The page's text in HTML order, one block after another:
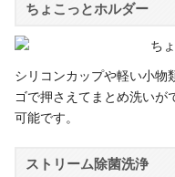
ちょこっとホルダー
シリコンカップや軽い小物
ゴで押さえてまとめ洗いが
可能です。
ストリーム除菌洗浄